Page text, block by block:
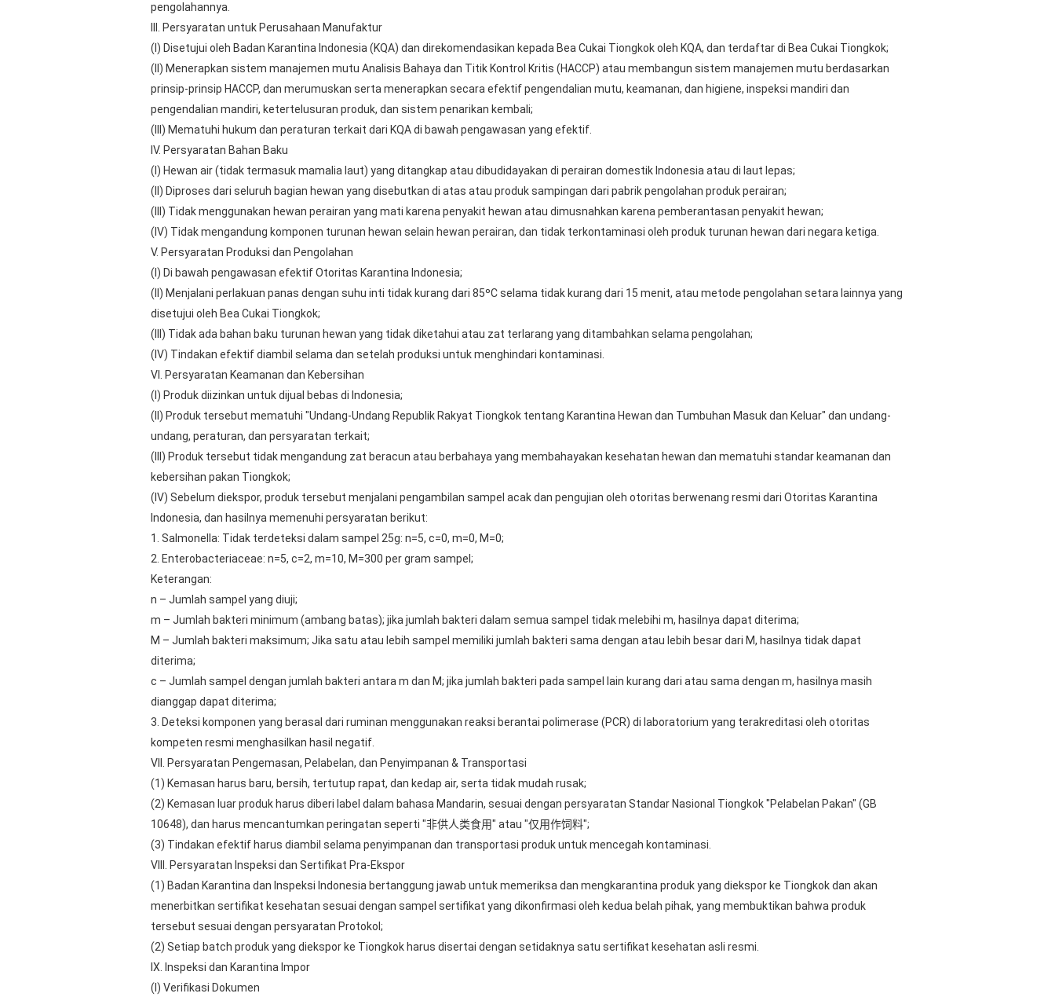
pengolahannya.
III. Persyaratan untuk Perusahaan Manufaktur
(I) Disetujui oleh Badan Karantina Indonesia (KQA) dan direkomendasikan kepada Bea Cukai Tiongkok oleh KQA, dan terdaftar di Bea Cukai Tiongkok;
(II) Menerapkan sistem manajemen mutu Analisis Bahaya dan Titik Kontrol Kritis (HACCP) atau membangun sistem manajemen mutu berdasarkan
prinsip-prinsip HACCP, dan merumuskan serta menerapkan secara efektif pengendalian mutu, keamanan, dan higiene, inspeksi mandiri dan
pengendalian mandiri, ketertelusuran produk, dan sistem penarikan kembali;
(III) Mematuhi hukum dan peraturan terkait dari KQA di bawah pengawasan yang efektif.
IV. Persyaratan Bahan Baku
(I) Hewan air (tidak termasuk mamalia laut) yang ditangkap atau dibudidayakan di perairan domestik Indonesia atau di laut lepas;
(II) Diproses dari seluruh bagian hewan yang disebutkan di atas atau produk sampingan dari pabrik pengolahan produk perairan;
(III) Tidak menggunakan hewan perairan yang mati karena penyakit hewan atau dimusnahkan karena pemberantasan penyakit hewan;
(IV) Tidak mengandung komponen turunan hewan selain hewan perairan, dan tidak terkontaminasi oleh produk turunan hewan dari negara ketiga.
V. Persyaratan Produksi dan Pengolahan
(I) Di bawah pengawasan efektif Otoritas Karantina Indonesia;
(II) Menjalani perlakuan panas dengan suhu inti tidak kurang dari 85ºC selama tidak kurang dari 15 menit, atau metode pengolahan setara lainnya yang
disetujui oleh Bea Cukai Tiongkok;
(III) Tidak ada bahan baku turunan hewan yang tidak diketahui atau zat terlarang yang ditambahkan selama pengolahan;
(IV) Tindakan efektif diambil selama dan setelah produksi untuk menghindari kontaminasi.
VI. Persyaratan Keamanan dan Kebersihan
(I) Produk diizinkan untuk dijual bebas di Indonesia;
(II) Produk tersebut mematuhi "Undang-Undang Republik Rakyat Tiongkok tentang Karantina Hewan dan Tumbuhan Masuk dan Keluar" dan undang-
undang, peraturan, dan persyaratan terkait;
(III) Produk tersebut tidak mengandung zat beracun atau berbahaya yang membahayakan kesehatan hewan dan mematuhi standar keamanan dan
kebersihan pakan Tiongkok;
(IV) Sebelum diekspor, produk tersebut menjalani pengambilan sampel acak dan pengujian oleh otoritas berwenang resmi dari Otoritas Karantina
Indonesia, dan hasilnya memenuhi persyaratan berikut:
1. Salmonella: Tidak terdeteksi dalam sampel 25g: n=5, c=0, m=0, M=0;
2. Enterobacteriaceae: n=5, c=2, m=10, M=300 per gram sampel;
Keterangan:
n – Jumlah sampel yang diuji;
m – Jumlah bakteri minimum (ambang batas); jika jumlah bakteri dalam semua sampel tidak melebihi m, hasilnya dapat diterima;
M – Jumlah bakteri maksimum; Jika satu atau lebih sampel memiliki jumlah bakteri sama dengan atau lebih besar dari M, hasilnya tidak dapat
diterima;
c – Jumlah sampel dengan jumlah bakteri antara m dan M; jika jumlah bakteri pada sampel lain kurang dari atau sama dengan m, hasilnya masih
dianggap dapat diterima;
3. Deteksi komponen yang berasal dari ruminan menggunakan reaksi berantai polimerase (PCR) di laboratorium yang terakreditasi oleh otoritas
kompeten resmi menghasilkan hasil negatif.
VII. Persyaratan Pengemasan, Pelabelan, dan Penyimpanan & Transportasi
(1) Kemasan harus baru, bersih, tertutup rapat, dan kedap air, serta tidak mudah rusak;
(2) Kemasan luar produk harus diberi label dalam bahasa Mandarin, sesuai dengan persyaratan Standar Nasional Tiongkok "Pelabelan Pakan" (GB
10648), dan harus mencantumkan peringatan seperti "非供人类食用" atau "仅用作饲料";
(3) Tindakan efektif harus diambil selama penyimpanan dan transportasi produk untuk mencegah kontaminasi.
VIII. Persyaratan Inspeksi dan Sertifikat Pra-Ekspor
(1) Badan Karantina dan Inspeksi Indonesia bertanggung jawab untuk memeriksa dan mengkarantina produk yang diekspor ke Tiongkok dan akan
menerbitkan sertifikat kesehatan sesuai dengan sampel sertifikat yang dikonfirmasi oleh kedua belah pihak, yang membuktikan bahwa produk
tersebut sesuai dengan persyaratan Protokol;
(2) Setiap batch produk yang diekspor ke Tiongkok harus disertai dengan setidaknya satu sertifikat kesehatan asli resmi.
IX. Inspeksi dan Karantina Impor
(I) Verifikasi Dokumen